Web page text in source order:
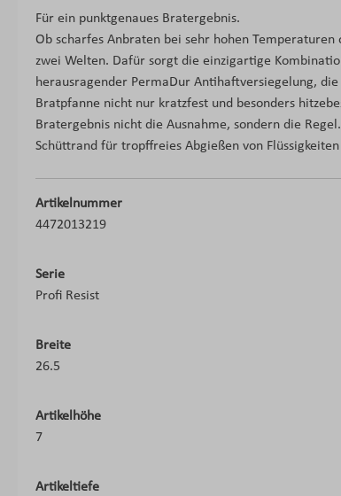
Für ein punktgenaues Bratergebnis.
Ob scharfes Anbraten bei sehr hohen
zwei Welten. Dafür sorgt die einzigartige
herausragender PermaDur Antihaftversiegelung,
Bratpfanne nicht nur kratzfest und besonders
Bratergebnis nicht die Ausnahme, sondern die
Schüttrand für tropffreies Abgießen von
Artikelnummer
4472013219
Serie
Profi Resist
Breite
26.5
Artikelhöhe
7
Artikeltiefe